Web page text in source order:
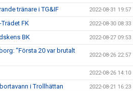
tränare i TG&IF 2022-08-31 19:57
FK 2022-08-30 08:33
BK 2022-08-27 09:53
”Första 20 var brutalt
2022-08-26 22:57
2022-08-26 14:10
i Trollhättan 2022-08-21 16:23